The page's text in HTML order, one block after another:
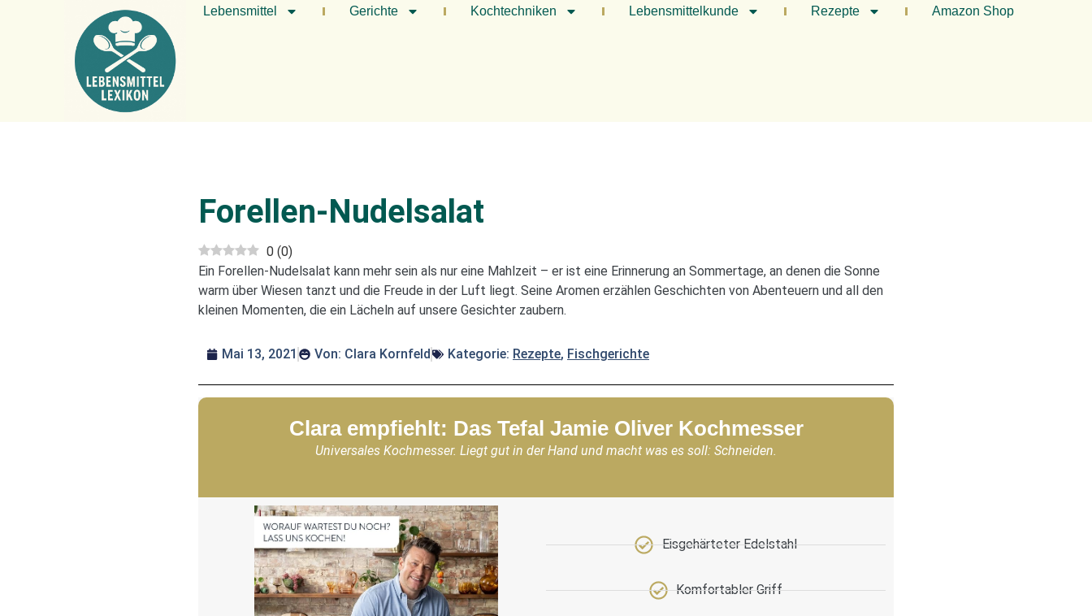
Lebensmittel Gerichte Kochtechniken Lebensmittelkunde Rezepte Amazon Shop
Forellen-Nudelsalat
0 (0)
Ein Forellen-Nudelsalat kann mehr sein als nur eine Mahlzeit – er ist eine Erinnerung an Sommertage, an denen die Sonne
warm über Wiesen tanzt und die Freude in der Luft liegt. Seine Aromen erzählen Geschichten von Abenteuern und all den
kleinen Momenten, die ein Lächeln auf unsere Gesichter zaubern.
Mai 13, 2021 Von: Clara Kornfeld Kategorie: Rezepte, Fischgerichte
Clara empfiehlt: Das Tefal Jamie Oliver Kochmesser
Universales Kochmesser. Liegt gut in der Hand und macht was es soll: Schneiden.
Eisgehärteter Edelstahl
Komfortabler Griff